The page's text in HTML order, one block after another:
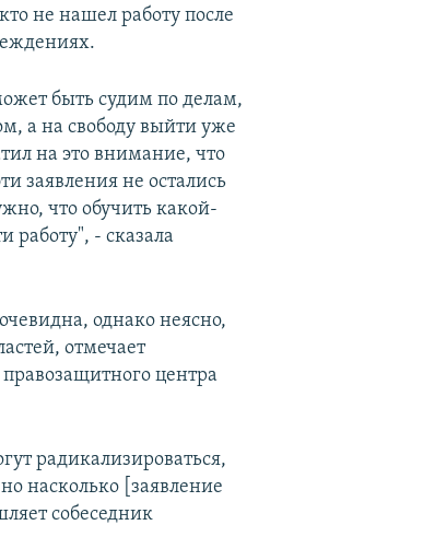
не нашел работу после
быть судим по делам,
а на свободу выйти уже
на это внимание, что
заявления не остались
что обучить какой-
работу", - сказала
однако неясно,
отмечает
центра
радикализироваться,
насколько [заявление
собеседник